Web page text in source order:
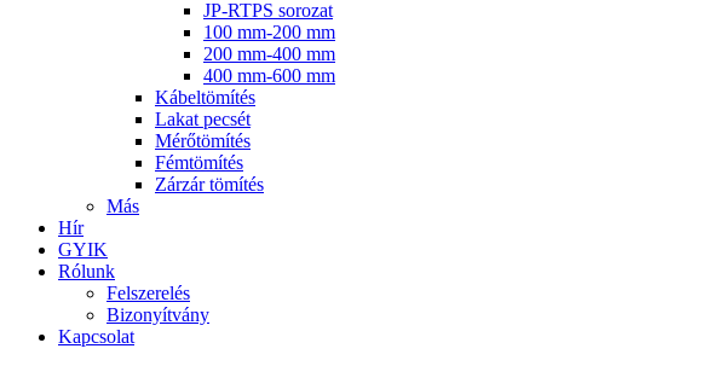
JP-RTPS sorozat
100 mm-200 mm
200 mm-400 mm
400 mm-600 mm
Kábeltömítés
Lakat pecsét
Mérőtömítés
Fémtömítés
Zárzár tömítés
Más
Hír
GYIK
Rólunk
Felszerelés
Bizonyítvány
Kapcsolat